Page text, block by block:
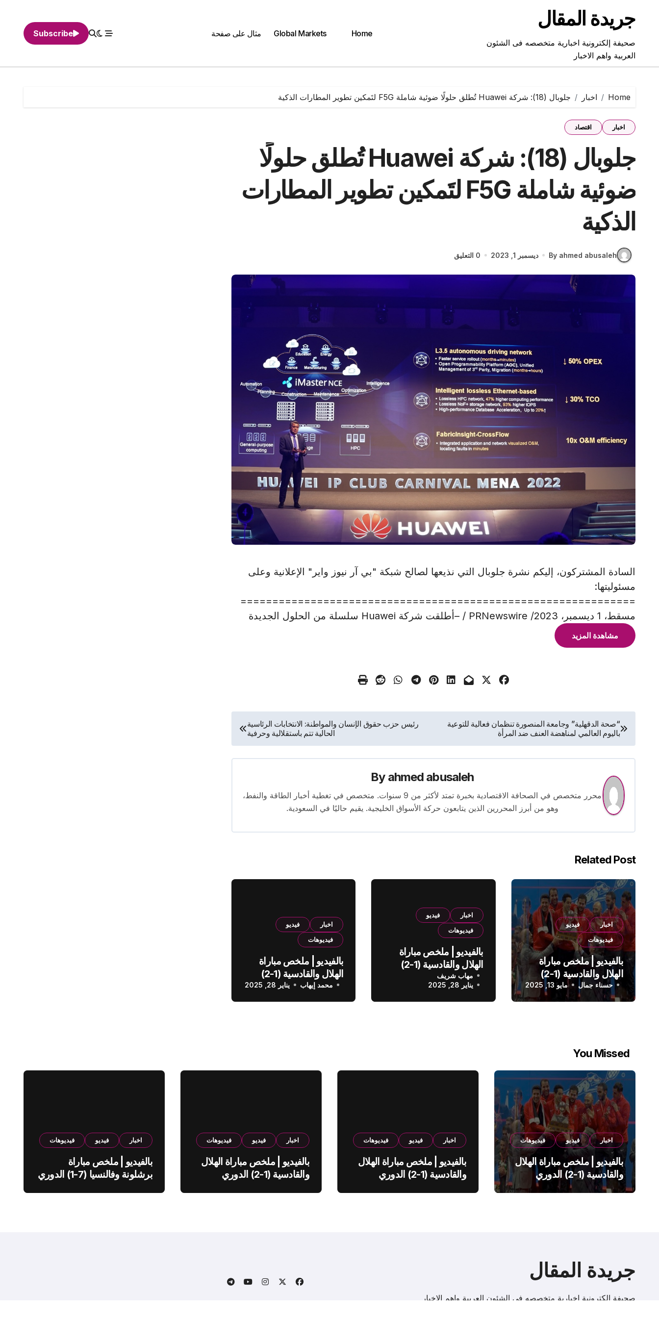
contentجريدة المقال
صحيفة إلكترونية اخبارية متخصصه فى الشئون
العربية واهم الاخبار
Home
Global Markets مثال على صفحة Subscribe
Home اخبار جلوبال (18): شركة Huawei تُطلق حلولًا ضوئية شاملة F5G لتَمكين تطوير المطارات الذكية
اخبار اقتصاد
جلوبال (18): شركة Huawei تُطلق حلولًا
ضوئية شاملة F5G لتَمكين تطوير المطارات
الذكية
By ahmed abusaleh ديسمبر 1, 2023 0 التعليق
السادة المشتركون، إليكم نشرة جلوبال التي نذيعها لصالح شبكة "بي آر نيوز واير" الإعلانية وعلى
مسئوليتها:
==============================================================
مسقط، 1 ديسمبر، 2023/ PRNewswire / –أطلقت شركة Huawei سلسلة من الحلول الجديدة
مشاهدة المزيد
تصفّح
المقالات
“صحة الدقهلية” وجامعة المنصورة تنظمان فعالية للتوعية
باليوم العالمي لمناهضة العنف ضد المرأة
رئيس حزب حقوق الإنسان والمواطنة: الانتخابات الرئاسية
الحالية تتم باستقلالية وحرفية
By ahmed abusaleh
محرر متخصص في الصحافة الاقتصادية بخبرة تمتد لأكثر من 9 سنوات. متخصص في تغطية أخبار الطاقة والنفط،
وهو من أبرز المحررين الذين يتابعون حركة الأسواق الخليجية. يقيم حاليًا في السعودية.
Related Post
اخبار
فيديو
فيديوهات
بالفيديو | ملخص مباراة
الهلال والقادسية (1-2)
الدوري السعودي
حسناء جمال مايو 13, 2025
اخبار
فيديو
فيديوهات
بالفيديو | ملخص مباراة
الهلال والقادسية (1-2)
الدوري السعودي
مهاب شريف
يناير 28, 2025
اخبار
فيديو
فيديوهات
بالفيديو | ملخص مباراة
الهلال والقادسية (1-2)
الدوري السعودي
محمد إيهاب يناير 28, 2025
You Missed
اخبار فيديو فيديوهات
بالفيديو | ملخص مباراة الهلال
والقادسية (1-2) الدوري
السعودي
اخبار فيديو فيديوهات
بالفيديو | ملخص مباراة الهلال
والقادسية (1-2) الدوري
اخبار فيديو فيديوهات
بالفيديو | ملخص مباراة الهلال
والقادسية (1-2) الدوري
اخبار فيديو فيديوهات
بالفيديو | ملخص مباراة
برشلونة وفالنسيا (7-1) الدوري
جريدة المقال
صحيفة إلكترونية اخبارية متخصصه فى الشئون العربية واهم الاخبار